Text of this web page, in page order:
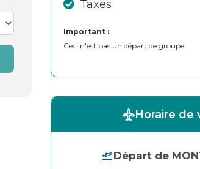
Taxes
Important :
Ceci n'est pas un départ de groupe
Horaire de
Départ de